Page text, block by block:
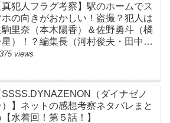
真犯人フラグ考察】駅のホームでス
ホの向きがおかしい！盗撮？犯人は
駒里奈（本木陽香）＆佐野勇斗（橘
星）！？編集長（河村俊夫・田中哲
説も？【ネット・ツイッターの考察
views
SSSS.DYNAZENON（ダイナゼノ
）】ネットの感想考察ネタバレまと
水着回！第５話！】